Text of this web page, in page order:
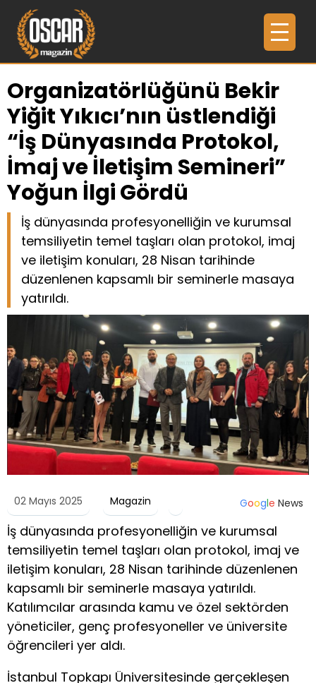
Organizatörlüğünü Bekir
Yiğit Yıkıcı’nın üstlendiği
“İş Dünyasında Protokol,
İmaj ve İletişim Semineri”
Yoğun İlgi Gördü
İş dünyasında profesyonelliğin ve kurumsal
temsiliyetin temel taşları olan protokol, imaj
ve iletişim konuları, 28 Nisan tarihinde
düzenlenen kapsamlı bir seminerle masaya
yatırıldı.
02 Mayıs 2025 Magazin Google News
İş dünyasında profesyonelliğin ve kurumsal
temsiliyetin temel taşları olan protokol, imaj ve
iletişim konuları, 28 Nisan tarihinde düzenlenen
kapsamlı bir seminerle masaya yatırıldı.
Katılımcılar arasında kamu ve özel sektörden
yöneticiler, genç profesyoneller ve üniversite
öğrencileri yer aldı.
İstanbul Topkapı Üniversitesinde gerçekleşen